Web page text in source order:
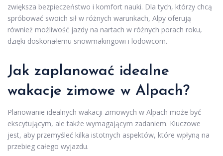
zwiększa bezpieczeństwo i komfort nauki. Dla tych, którzy chcą
spróbować swoich sił w różnych warunkach, Alpy oferują
również możliwość jazdy na nartach w różnych porach roku,
dzięki doskonałemu snowmakingowi i lodowcom.
Jak zaplanować idealne
wakacje zimowe w Alpach?
Planowanie idealnych wakacji zimowych w Alpach może być
ekscytującym, ale także wymagającym zadaniem. Kluczowe
jest, aby przemyśleć kilka istotnych aspektów, które wpłyną na
przebieg całego wyjazdu.